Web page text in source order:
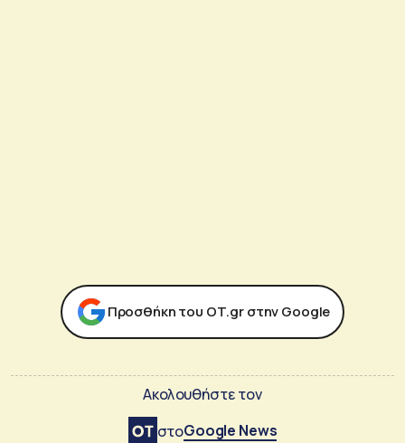
Προσθήκη του ΟΤ.gr στην Google
Ακολουθήστε τον
στοGoogle News